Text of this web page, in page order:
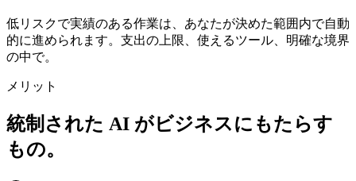
低リスクで実績のある作業は、あなたが決めた範囲内で自動
的に進められます。支出の上限、使えるツール、明確な境界
の中で。
メリット
統制された AI がビジネスにもたらす
もの。